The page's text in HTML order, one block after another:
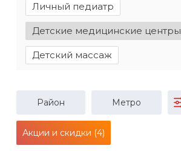
Личный педиатр
Детские медицинские центры
Детский массаж
Район Метро
Акции и скидки (4)